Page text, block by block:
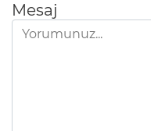
Mesaj